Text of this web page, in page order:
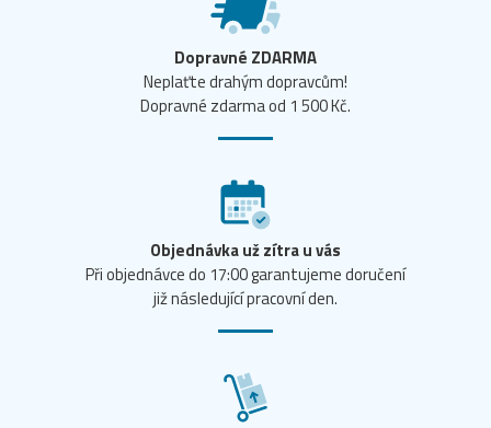
Dopravné ZDARMA
Neplaťte drahým dopravcům!
Dopravné zdarma od 1 500 Kč.
Objednávka už zítra u vás
Při objednávce do 17:00 garantujeme doručení
již následující pracovní den.